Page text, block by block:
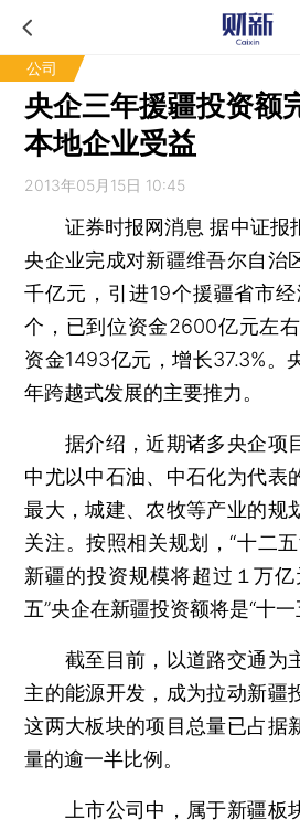
公司
央企三年援疆投资额
本地企业受益
2013年05月15日 10:45
证券时报网消息 据中证报
央企业完成对新疆维吾尔自治
千亿元，引进19个援疆省市
个，已到位资金2600亿元左
资金1493亿元，增长37.3%。
年跨越式发展的主要推力。
据介绍，近期诸多央企项
中尤以中石油、中石化为代表
最大，城建、农牧等产业的规
关注。按照相关规划，“十二
新疆的投资规模将超过１万
五”央企在新疆投资额将是“十一
截至目前，以道路交通为
主的能源开发，成为拉动新疆
这两大板块的项目总量已占据
量的逾一半比例。
上市公司中，属于新疆板